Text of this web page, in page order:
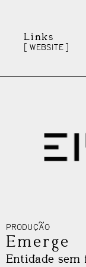
Links
WEBSITE
PRODUÇÃO
Emerge
Entidade